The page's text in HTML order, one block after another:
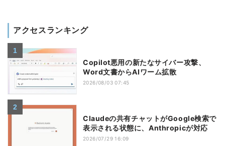
アクセスランキング
Copilot悪用の新たなサイバー攻撃、
Word文書からAIワーム拡散
2026/08/03 07:45
Claudeの共有チャットがGoogle検索で
表示される状態に、Anthropicが対応
2026/07/29 16:09